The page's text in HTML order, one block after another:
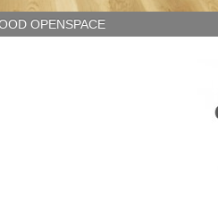
OPENSPACE